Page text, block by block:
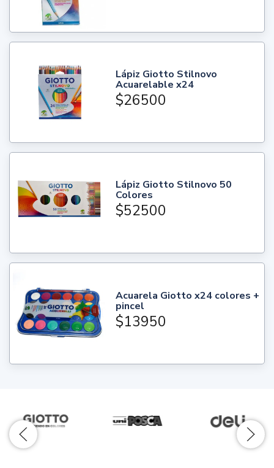
Lápiz Giotto Stilnovo
Acuarelable x24
$26500
Lápiz Giotto Stilnovo 50
Colores
$52500
Acuarela Giotto x24 colores +
pincel
$13950